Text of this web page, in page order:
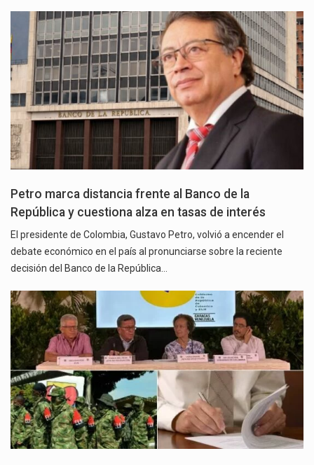
Petro marca distancia frente al Banco de la
República y cuestiona alza en tasas de interés
El presidente de Colombia, Gustavo Petro, volvió a encender el
debate económico en el país al pronunciarse sobre la reciente
decisión del Banco de la República…